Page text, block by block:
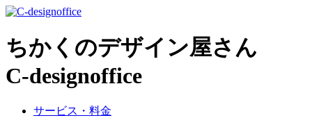
ちかくのデザイン屋さん
C-designoffice
サービス・料金